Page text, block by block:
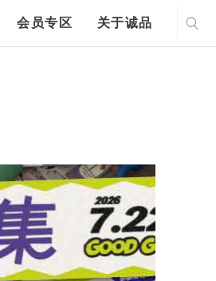
会员专区 关于诚品